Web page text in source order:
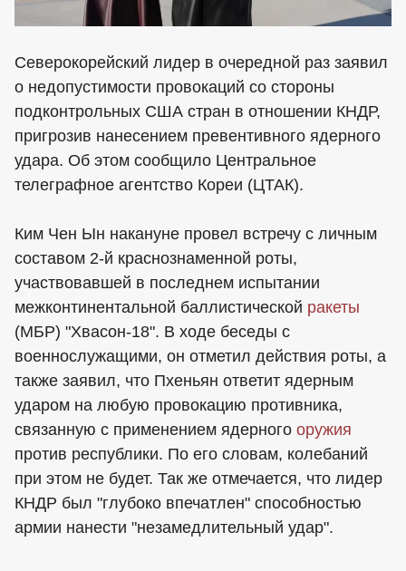
Северокорейский лидер в очередной раз заявил
о недопустимости провокаций со стороны
подконтрольных США стран в отношении КНДР,
пригрозив нанесением превентивного ядерного
удара. Об этом сообщило Центральное
телеграфное агентство Кореи (ЦТАК).
Ким Чен Ын накануне провел встречу с личным
составом 2-й краснознаменной роты,
участвовавшей в последнем испытании
межконтинентальной баллистической ракеты
(МБР) "Хвасон-18". В ходе беседы с
военнослужащими, он отметил действия роты, а
также заявил, что Пхеньян ответит ядерным
ударом на любую провокацию противника,
связанную с применением ядерного оружия
против республики. По его словам, колебаний
при этом не будет. Так же отмечается, что лидер
КНДР был "глубоко впечатлен" способностью
армии нанести "незамедлительный удар".